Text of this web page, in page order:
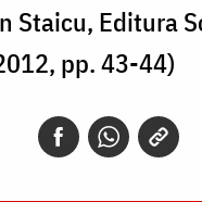
Staicu, Editura
pp. 43-44)